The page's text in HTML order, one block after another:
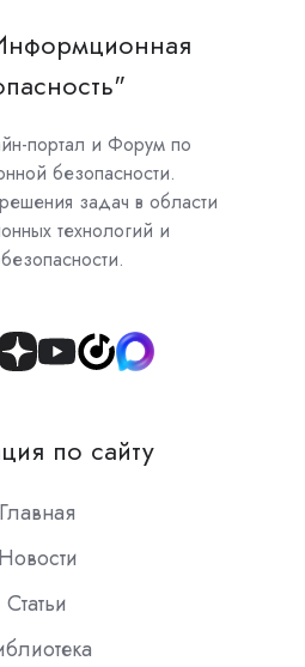
портал и Форум по
безопасности.
задач в области
технологий и
Join
Slack
по сайту
Главная
Новости
Статьи